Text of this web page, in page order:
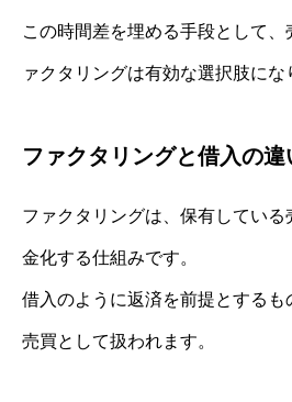
この時間差を埋める手段として、
ァクタリングは有効な選択肢にな
ファクタリングと借入の違
ファクタリングは、保有してい
金化する仕組みです。
借入のように返済を前提とする
売買として扱われます。